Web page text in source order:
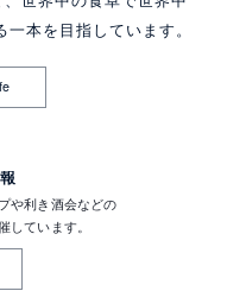
本を目指しています。
や利き酒会などの
しています。